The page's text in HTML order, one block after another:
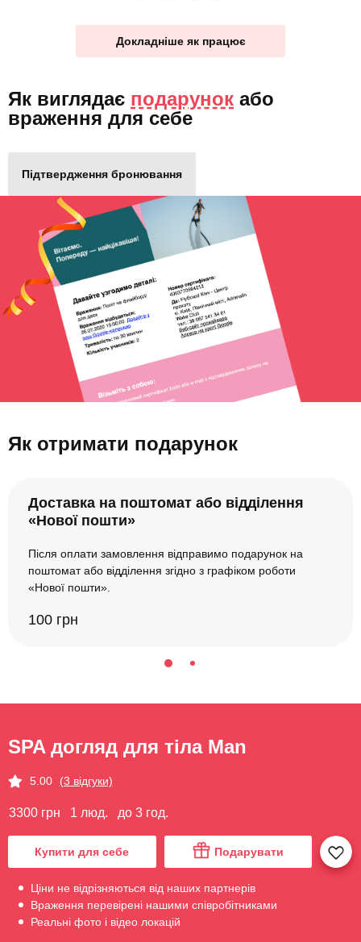
Докладніше як працює
Як виглядає подарунок або
враження для себе
Підтвердження бронювання
Як отримати подарунок
Доставка на поштомат або відділення
«Нової пошти»
Після оплати замовлення відправимо подарунок на
поштомат або відділення згідно з графіком роботи
«Нової пошти».
100 грн
SPA догляд для тіла Man
5.00 (3 відгуки)
3300 грн 1 люд. до 3 год.
Купити для себе Подарувати
Ціни не відрізняються від наших партнерів
Враження перевірені нашими співробітниками
Реальні фото і відео локацій